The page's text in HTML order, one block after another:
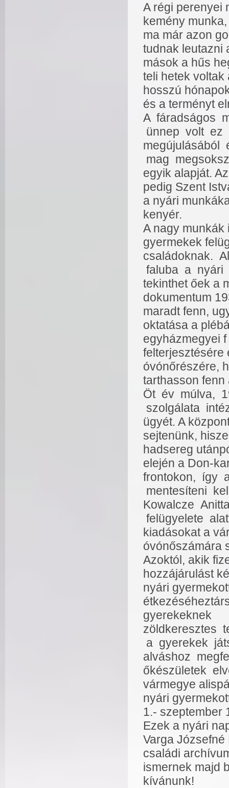
A régi perenyei
kemény
ma már azon
tudnak leutazni
mások a hűs
teli hetek
hosszú
és a terményt
A fáradságos
ünnep volt ez
megújulásából
mag
egyik alapját.
pedig Szent
a nyári
kenyér.
A nagy munkák
gyermekek
családoknak.
faluba a nyári
tekinthet őek a
dokumentum
maradt fenn,
oktatása a
egyházmegyei
felterjesztésére
óvónőrészére,
tarthasson fenn
Öt év múlva,
szolgálata
ügyét. A
sejtenünk,
hadsereg
elején a Don-
frontokon, így
mentesíteni
Kowalcze
felügyelete
kiadásokat a
óvónőszámára
Azoktól, akik
hozzájárulást
nyári
gyerekeknek
zöldkeresztes
a gyerekek
alváshoz
őkészületek
vármegye
nyári
1.- szeptember
Ezek a nyári
Varga
családi
ismernek majd
kívánunk!